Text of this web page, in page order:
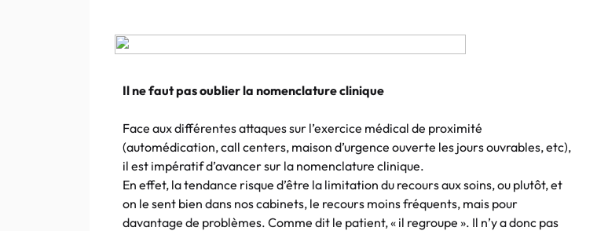
Il ne faut pas oublier la nomenclature clinique
Face aux différentes attaques sur l’exercice médical de proximité
(automédication, call centers, maison d’urgence ouverte les jours ouvrables, etc),
il est impératif d’avancer sur la nomenclature clinique.
En effet, la tendance risque d’être la limitation du recours aux soins, ou plutôt, et
on le sent bien dans nos cabinets, le recours moins fréquents, mais pour
davantage de problèmes. Comme dit le patient, « il regroupe ». Il n’y a donc pas